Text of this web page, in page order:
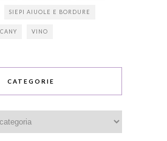
SIEPI AIUOLE E BORDURE
VINO
CATEGORIE